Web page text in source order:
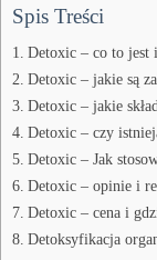
Spis Treści
Detoxic – co to jest
Detoxic – jakie są
Detoxic – jakie
Detoxic – czy
Detoxic – Jak
Detoxic – opinie i
Detoxic – cena i
Detoksyfikacja